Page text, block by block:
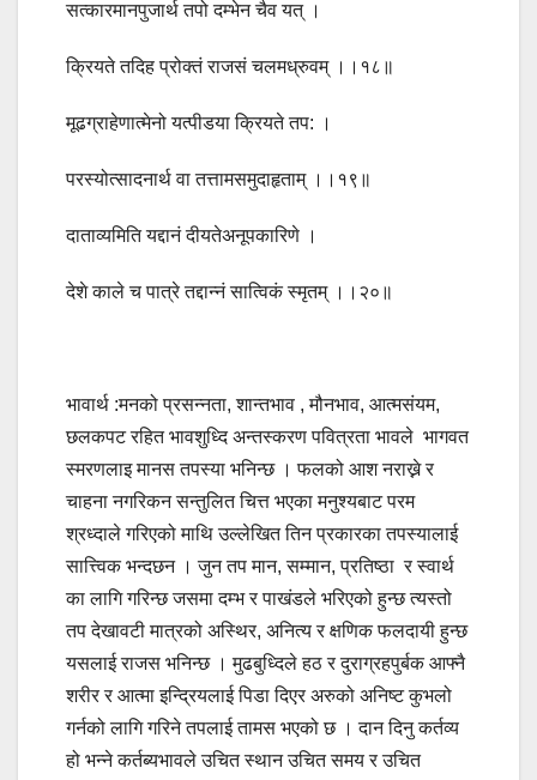
सत्कारमानपुजार्थ तपो दम्भेन चैव यत् ।
क्रियते तदिह प्रोक्तं राजसं चलमध्रुवम् ।।१८॥
मूढग्राहेणात्मेनो यत्पीडया क्रियते तप: ।
परस्योत्सादनार्थ वा तत्तामसमुदाहृताम् ।।१९॥
दाताव्यमिति यद्दानं दीयतेअनूपकारिणे ।
देशे काले च पात्रे तद्दान्नं सात्विकं स्मृतम् ।।२०॥
भावार्थ :मनको प्रसन्नता, शान्तभाव , मौनभाव, आत्मसंयम,
छलकपट रहित भावशुध्दि अन्तस्करण पवित्रता भावले भागवत
स्मरणलाइ मानस तपस्या भनिन्छ । फलको आश नराख्ने र
चाहना नगरिकन सन्तुलित चित्त भएका मनुश्यबाट परम
श्रध्दाले गरिएको माथि उल्लेखित तिन प्रकारका तपस्यालाई
सात्त्विक भन्दछन । जुन तप मान, सम्मान, प्रतिष्ठा र स्वार्थ
का लागि गरिन्छ जसमा दम्भ र पाखंडले भरिएको हुन्छ त्यस्तो
तप देखावटी मात्रको अस्थिर, अनित्य र क्षणिक फलदायी हुन्छ
यसलाई राजस भनिन्छ । मुढबुध्दिले हठ र दुराग्रहपुर्बक आफ्नै
शरीर र आत्मा इन्द्रियलाई पिडा दिएर अरुको अनिष्ट कुभलो
गर्नको लागि गरिने तपलाई तामस भएको छ । दान दिनु कर्तव्य
हो भन्ने कर्तब्यभावले उचित स्थान उचित समय र उचित